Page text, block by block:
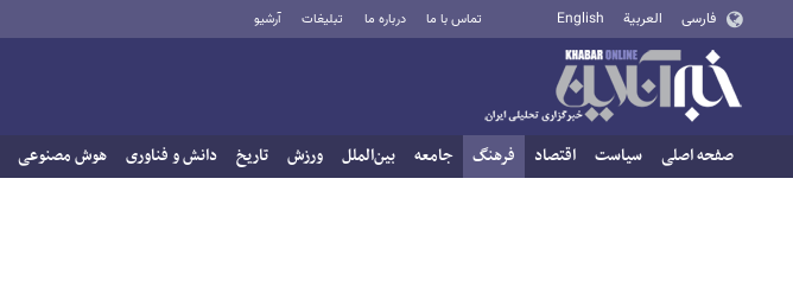
فارسی العربية English تماس با ما درباره ما تبلیغات آرشیو
صفحه اصلی سیاست اقتصاد فرهنگ جامعه بین‌الملل ورزش تاریخ دانش و فناوری هوش مصنوعی